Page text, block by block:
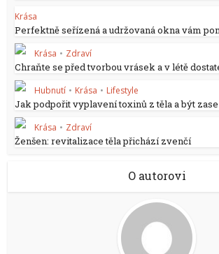
Krása
Perfektně seřízená a udržovaná okna vám
Krása • Zdraví
Chraňte se před tvorbou vrásek a v létě
Hubnutí • Krása • Lifestyle
Jak podpořit vyplavení toxinů z těla a být
Krása • Zdraví
Ženšen: revitalizace těla přichází zvenčí
O autorovi